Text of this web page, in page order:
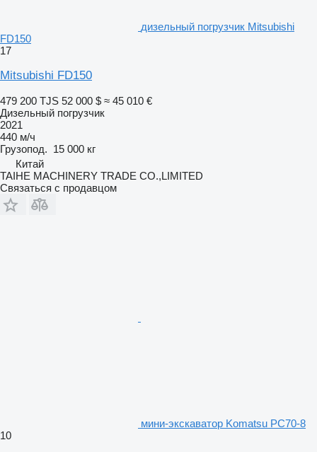
дизельный погрузчик Mitsubishi
FD150
17
Mitsubishi FD150
479 200 TJS 52 000 $ ≈ 45 010 €
Дизельный погрузчик
2021
440 м/ч
Грузопод. 15 000 кг
Китай
TAIHE MACHINERY TRADE CO.,LIMITED
Связаться с продавцом
мини-экскаватор Komatsu PC70-8
10